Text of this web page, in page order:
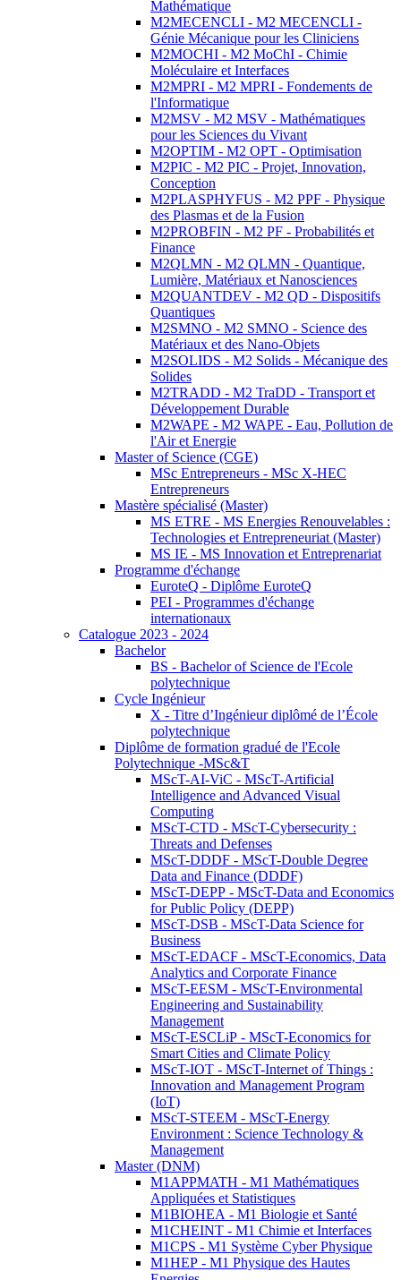
Mathématique
M2MECENCLI - M2 MECENCLI -
Génie Mécanique pour les Cliniciens
M2MOCHI - M2 MoChI - Chimie
Moléculaire et Interfaces
M2MPRI - M2 MPRI - Fondements de
l'Informatique
M2MSV - M2 MSV - Mathématiques
pour les Sciences du Vivant
M2OPTIM - M2 OPT - Optimisation
M2PIC - M2 PIC - Projet, Innovation,
Conception
M2PLASPHYFUS - M2 PPF - Physique
des Plasmas et de la Fusion
M2PROBFIN - M2 PF - Probabilités et
Finance
M2QLMN - M2 QLMN - Quantique,
Lumière, Matériaux et Nanosciences
M2QUANTDEV - M2 QD - Dispositifs
Quantiques
M2SMNO - M2 SMNO - Science des
Matériaux et des Nano-Objets
M2SOLIDS - M2 Solids - Mécanique des
Solides
M2TRADD - M2 TraDD - Transport et
Développement Durable
M2WAPE - M2 WAPE - Eau, Pollution de
l'Air et Energie
Master of Science (CGE)
MSc Entrepreneurs - MSc X-HEC
Entrepreneurs
Mastère spécialisé (Master)
MS ETRE - MS Energies Renouvelables :
Technologies et Entrepreneuriat (Master)
MS IE - MS Innovation et Entreprenariat
Programme d'échange
EuroteQ - Diplôme EuroteQ
PEI - Programmes d'échange
internationaux
Catalogue 2023 - 2024
Bachelor
BS - Bachelor of Science de l'Ecole
polytechnique
Cycle Ingénieur
X - Titre d’Ingénieur diplômé de l’École
polytechnique
Diplôme de formation gradué de l'Ecole
Polytechnique -MSc&T
MScT-AI-ViC - MScT-Artificial
Intelligence and Advanced Visual
Computing
MScT-CTD - MScT-Cybersecurity :
Threats and Defenses
MScT-DDDF - MScT-Double Degree
Data and Finance (DDDF)
MScT-DEPP - MScT-Data and Economics
for Public Policy (DEPP)
MScT-DSB - MScT-Data Science for
Business
MScT-EDACF - MScT-Economics, Data
Analytics and Corporate Finance
MScT-EESM - MScT-Environmental
Engineering and Sustainability
Management
MScT-ESCLiP - MScT-Economics for
Smart Cities and Climate Policy
MScT-IOT - MScT-Internet of Things :
Innovation and Management Program
(IoT)
MScT-STEEM - MScT-Energy
Environment : Science Technology &
Management
Master (DNM)
M1APPMATH - M1 Mathématiques
Appliquées et Statistiques
M1BIOHEA - M1 Biologie et Santé
M1CHEINT - M1 Chimie et Interfaces
M1CPS - M1 Système Cyber Physique
M1HEP - M1 Physique des Hautes